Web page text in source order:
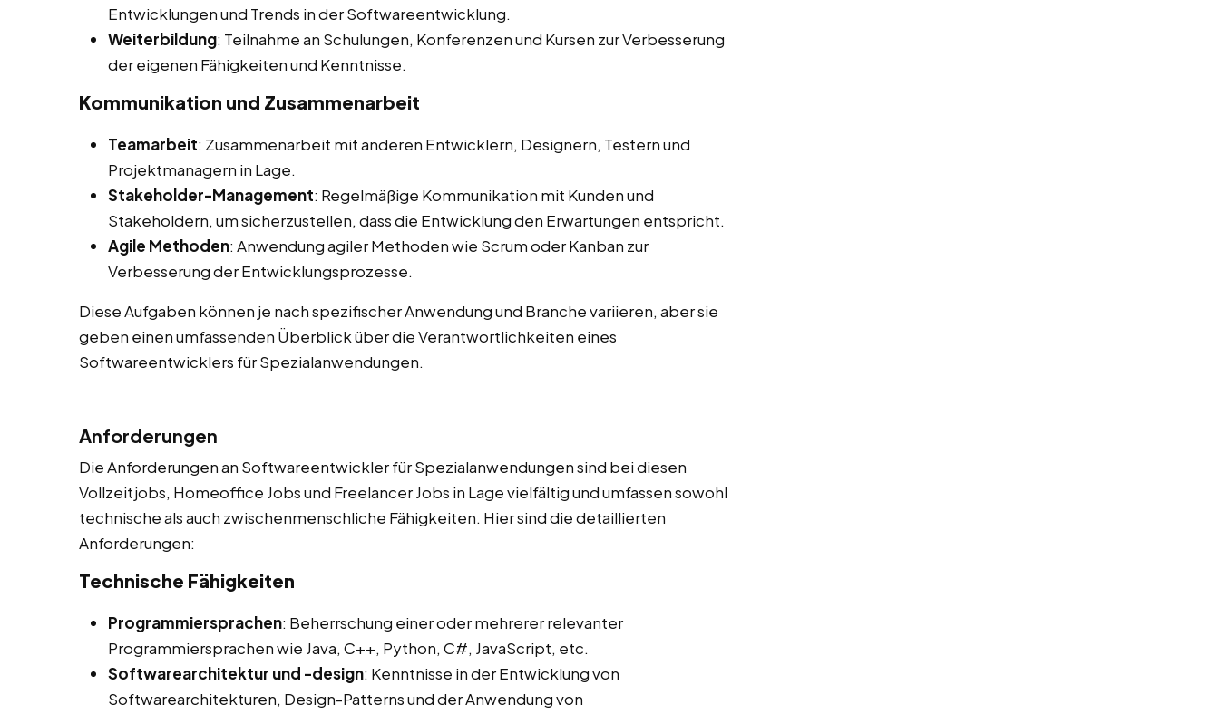
Entwicklungen und Trends in der Softwareentwicklung.
Weiterbildung: Teilnahme an Schulungen, Konferenzen und Kursen zur Verbesserung
der eigenen Fähigkeiten und Kenntnisse.
Kommunikation und Zusammenarbeit
Teamarbeit: Zusammenarbeit mit anderen Entwicklern, Designern, Testern und
Projektmanagern in Lage.
Stakeholder-Management: Regelmäßige Kommunikation mit Kunden und
Stakeholdern, um sicherzustellen, dass die Entwicklung den Erwartungen entspricht.
Agile Methoden: Anwendung agiler Methoden wie Scrum oder Kanban zur
Verbesserung der Entwicklungsprozesse.
Diese Aufgaben können je nach spezifischer Anwendung und Branche variieren, aber sie
geben einen umfassenden Überblick über die Verantwortlichkeiten eines
Softwareentwicklers für Spezialanwendungen.
Anforderungen
Die Anforderungen an Softwareentwickler für Spezialanwendungen sind bei diesen
Vollzeitjobs, Homeoffice Jobs und Freelancer Jobs in Lage vielfältig und umfassen sowohl
technische als auch zwischenmenschliche Fähigkeiten. Hier sind die detaillierten
Anforderungen:
Technische Fähigkeiten
Programmiersprachen: Beherrschung einer oder mehrerer relevanter
Programmiersprachen wie Java, C++, Python, C#, JavaScript, etc.
Softwarearchitektur und -design: Kenntnisse in der Entwicklung von
Softwarearchitekturen, Design-Patterns und der Anwendung von